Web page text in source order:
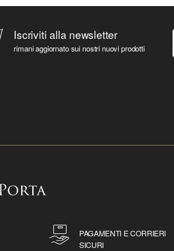
Iscriviti alla newsletter
rimani aggiornato sui nostri nuovi prodotti
PAGAMENTI E CORRIERI
SICURI